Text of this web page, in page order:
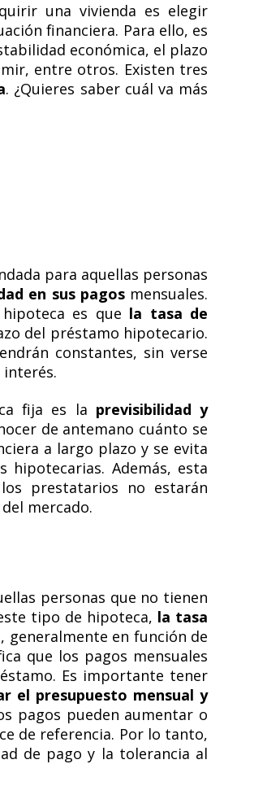
una vivienda es elegir
financiera. Para ello, es
económica, el plazo
entre otros. Existen tres
. ¿Quieres saber cuál va más
para aquellas personas
en sus pagos mensuales.
es que la tasa de
del préstamo hipotecario.
constantes, sin verse
fija es la previsibilidad y
de antemano cuánto se
a largo plazo y se evita
Además, esta
prestatarios no estarán
mercado.
personas que no tienen
tipo de hipoteca, la tasa
, generalmente en función de
que los pagos mensuales
Es importante tener
el presupuesto mensual y
pagos pueden aumentar o
de referencia. Por lo tanto,
de pago y la tolerancia al